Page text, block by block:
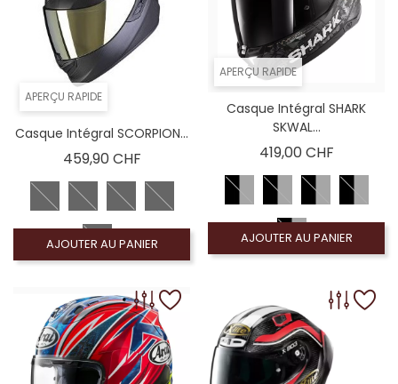
APERÇU RAPIDE
Casque Intégral SCORPION...
459,90 CHFPrix
AJOUTER AU PANIER
APERÇU RAPIDE
Casque Intégral SHARK
SKWAL...
419,00 CHFPrix
AJOUTER AU PANIER